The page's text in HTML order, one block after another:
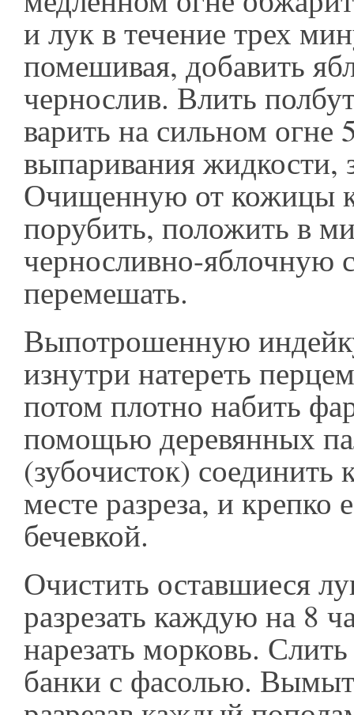
и лук в течение трех
помешивая, добавить
чернослив. Влить
варить на сильном огне
выпаривания жидкости,
Очищенную от кожицы
порубить, положить в
черносливно-яблочную
перемешать.
Выпотрошенную
изнутри натереть
потом плотно набить
помощью деревянных
(зубочисток)
месте разреза, и крепко
бечевкой.
Очистить оставшиеся
разрезать каждую на 8
нарезать морковь.
банки с фасолью.